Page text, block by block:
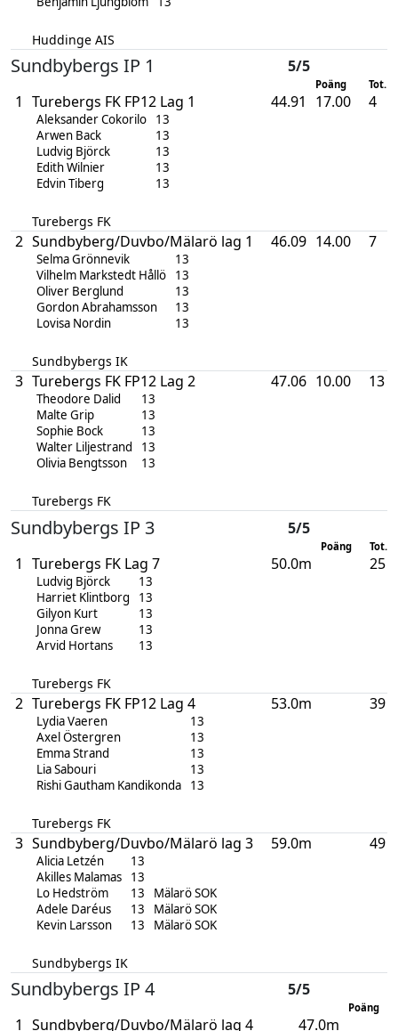
Huddinge AIS
Sundbybergs IP 1 5/5
Poäng Tot.
1 Turebergs FK FP12 Lag 1
Aleksander Cokorilo
13
Arwen Back
13
Ludvig Björck
13
Edith Wilnier
13
Edvin Tiberg
13
Turebergs FK
44.91 17.00 4
2 Sundbyberg/Duvbo/Mälarö lag 1
Selma Grönnevik
13
Vilhelm Markstedt Hållö
13
Oliver Berglund
13
Gordon Abrahamsson
13
Lovisa Nordin
13
Sundbybergs IK
46.09 14.00 7
3 Turebergs FK FP12 Lag 2
Theodore Dalid
13
Malte Grip
13
Sophie Bock
13
Walter Liljestrand
13
Olivia Bengtsson
13
Turebergs FK
47.06 10.00 13
Sundbybergs IP 3 5/5
Poäng Tot.
1 Turebergs FK Lag 7
Ludvig Björck
13
Harriet Klintborg
13
Gilyon Kurt
13
Jonna Grew
13
Arvid Hortans
13
Turebergs FK
50.0m 25
2 Turebergs FK FP12 Lag 4
Lydia Vaeren
13
Axel Östergren
13
Emma Strand
13
Lia Sabouri
13
Rishi Gautham Kandikonda
13
Turebergs FK
53.0m 39
3 Sundbyberg/Duvbo/Mälarö lag 3
Alicia Letzén
13
Akilles Malamas
13
Lo Hedström
13
Mälarö SOK
Adele Daréus
13
Mälarö SOK
Kevin Larsson
13 Mälarö SOK
Sundbybergs IK
59.0m 49
Sundbybergs IP 4 5/5
Poäng
1 Sundbyberg/Duvbo/Mälarö lag 4 47.0m